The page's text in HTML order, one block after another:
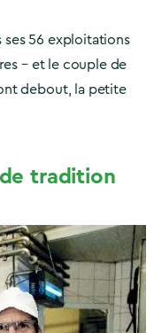
56 exploitations
– et le couple de
debout, la petite
tradition